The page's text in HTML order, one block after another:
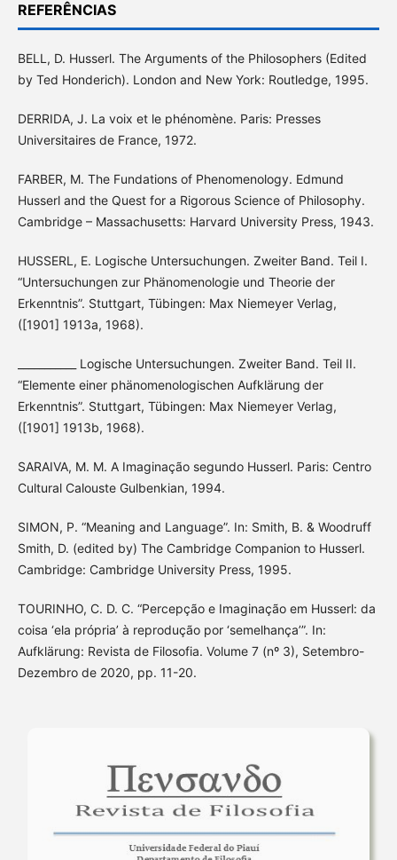
REFERÊNCIAS
BELL, D. Husserl. The Arguments of the Philosophers (Edited
by Ted Honderich). London and New York: Routledge, 1995.
DERRIDA, J. La voix et le phénomène. Paris: Presses
Universitaires de France, 1972.
FARBER, M. The Fundations of Phenomenology. Edmund
Husserl and the Quest for a Rigorous Science of Philosophy.
Cambridge – Massachusetts: Harvard University Press, 1943.
HUSSERL, E. Logische Untersuchungen. Zweiter Band. Teil I.
“Untersuchungen zur Phänomenologie und Theorie der
Erkenntnis”. Stuttgart, Tübingen: Max Niemeyer Verlag,
([1901] 1913a, 1968).
___________ Logische Untersuchungen. Zweiter Band. Teil II.
“Elemente einer phänomenologischen Aufklärung der
Erkenntnis”. Stuttgart, Tübingen: Max Niemeyer Verlag,
([1901] 1913b, 1968).
SARAIVA, M. M. A Imaginação segundo Husserl. Paris: Centro
Cultural Calouste Gulbenkian, 1994.
SIMON, P. “Meaning and Language”. In: Smith, B. & Woodruff
Smith, D. (edited by) The Cambridge Companion to Husserl.
Cambridge: Cambridge University Press, 1995.
TOURINHO, C. D. C. “Percepção e Imaginação em Husserl: da
coisa ‘ela própria’ à reprodução por ‘semelhança’”. In:
Aufklärung: Revista de Filosofia. Volume 7 (nº 3), Setembro-
Dezembro de 2020, pp. 11-20.